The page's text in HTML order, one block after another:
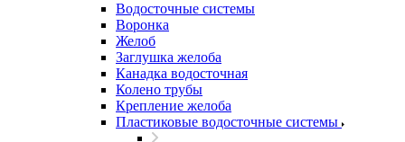
Водосточные системы
Воронка
Желоб
Заглушка желоба
Канадка водосточная
Колено трубы
Крепление желоба
Пластиковые водосточные системы